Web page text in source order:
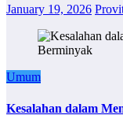
January 19, 2026
Umum
Kesalahan dalam